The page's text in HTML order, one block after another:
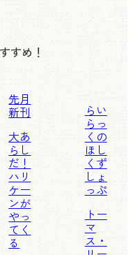
すめ！
先月
新刊
大あ
らし
だ！
ハリ
ケー
ンが
やっ
てく
る
らい
らっ
くの
ほし
くず
しょ
っぷ
トー
マ
ス・